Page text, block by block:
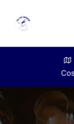
content
Nuestra historia
Venta a